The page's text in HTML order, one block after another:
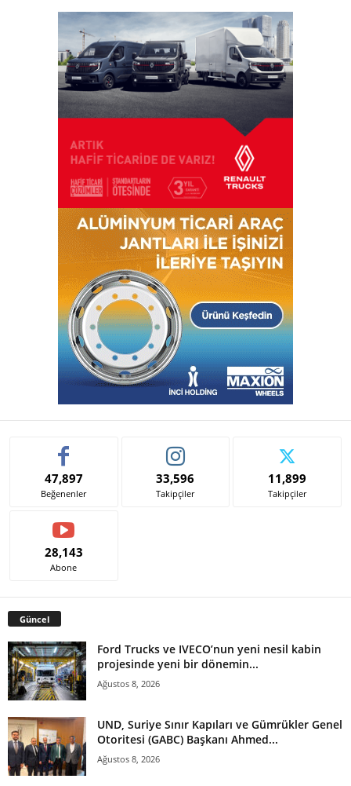
47,897
Beğenenler
33,596
Takipçiler
11,899
Takipçiler
28,143
Abone
Güncel
Ford Trucks ve IVECO’nun yeni nesil kabin
projesinde yeni bir dönemin...
Ağustos 8, 2026
UND, Suriye Sınır Kapıları ve Gümrükler Genel
Otoritesi (GABC) Başkanı Ahmed...
Ağustos 8, 2026